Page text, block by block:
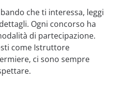
che ti interessa, leggi
Ogni concorso ha
di partecipazione.
come Istruttore
ci sono sempre